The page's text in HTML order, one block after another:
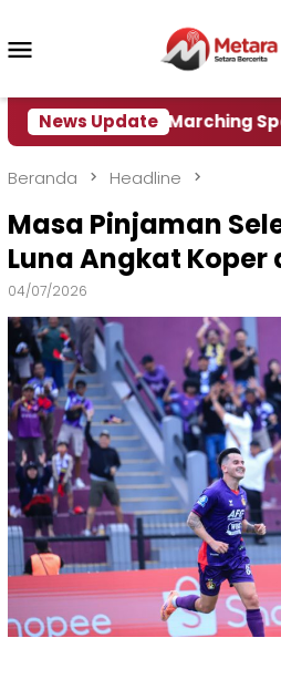
konten
News Update
World Marching Sport 2027
Beranda Headline
Masa Pinjaman
Luna Angkat Koper
04/07/2026